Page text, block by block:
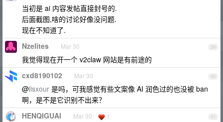
当初是 ai 内容发帖直接封号的.
后面截图,啥的讨论好像没问题.
现在不知道了.
39
Nzelites Mar 30
我觉得现在开一个 v2claw 网站是有前途的
40
cxd8190102 Mar 30
@lisxour 是吗，可我感觉有些文案像 AI 润色过的也没被 ban
啊，是不是它识别不出来？
41
HENQIGUAI Mar 30 1